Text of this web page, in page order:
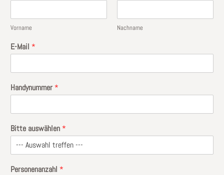
Vorname Nachname
E-Mail *
Handynummer *
Bitte auswählen *
Personenanzahl *